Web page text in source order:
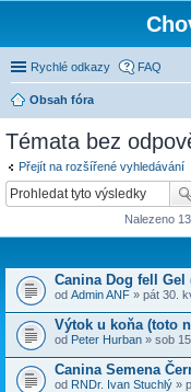
Rychlé odkazy FAQ
Obsah fóra
Témata bez
Přejít na rozšířené vyhledávání
Nalezeno
Canina Dog fell
od Admin ANF » pát 30.
Výtok u koňa (toto
od Peter Hurban » sob
Canina Semena
od RNDr. Ivan Stuchlý »